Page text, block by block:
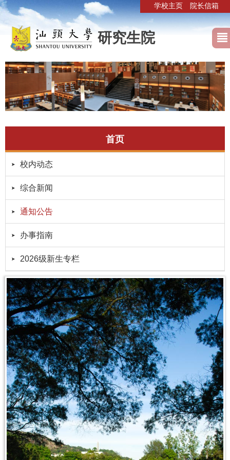
学校主页 院长信箱
研究生院
首页
校内动态
综合新闻
通知公告
办事指南
2026级新生专栏